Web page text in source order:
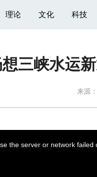
理论 文化 科技
三峡水运
来源：
the server or network failed